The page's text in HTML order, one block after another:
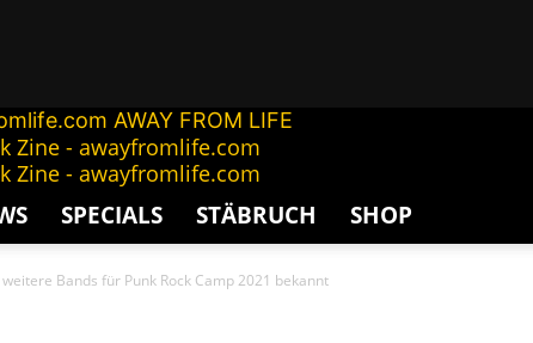
AWAY FROM LIFE
SPECIALS STÄBRUCH SHOP
Bands für Punk Rock Camp 2021 bekannt